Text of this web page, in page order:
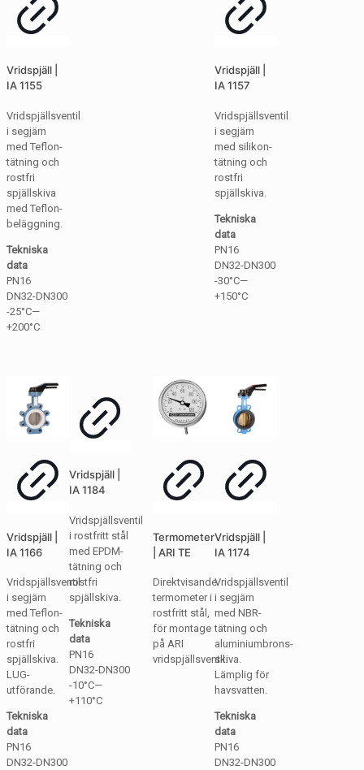
Vridspjäll |
IA 1155
Vridspjällsventil
i segjärn
med Teflon-
tätning och
rostfri
spjällskiva
med Teflon-
beläggning.
Tekniska
data
PN16
DN32-DN300
-25°C—
+200°C
Vridspjäll |
IA 1157
Vridspjällsventil
i segjärn
med silikon-
tätning och
rostfri
spjällskiva.
Tekniska
data
PN16
DN32-DN300
-30°C—
+150°C
Vridspjäll |
IA 1166
Vridspjällsventil
i segjärn
med Teflon-
tätning och
rostfri
spjällskiva.
LUG-
utförande.
Tekniska
data
PN16
DN32-DN300
Vridspjäll |
IA 1174
Vridspjällsventil
i segjärn
med NBR-
tätning och
aluminiumbrons-
skiva.
Lämplig för
havsvatten.
Tekniska
data
PN16
DN32-DN300
Vridspjäll |
IA 1184
Vridspjällsventil
i rostfritt stål
med EPDM-
tätning och
rostfri
spjällskiva.
Tekniska
data
PN16
DN32-DN300
-10°C—
+110°C
Termometer
| ARI TE
Direktvisande
termometer i
rostfritt stål,
för montage
på ARI
vridspjällsventil.